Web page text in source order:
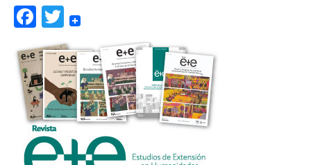
F
ac
e
b
o
o
k
T
w
itt
er